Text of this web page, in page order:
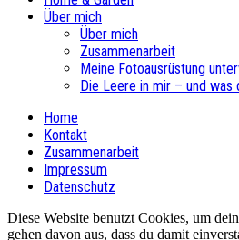
Über mich
Über mich
Zusammenarbeit
Meine Fotoausrüstung
Die Leere in mir – und was
Home
Kontakt
Zusammenarbeit
Impressum
Datenschutz
Diese Website benutzt Cookies, um
gehen davon aus, dass du damit